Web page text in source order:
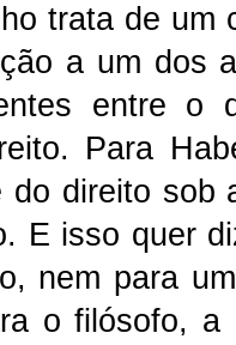
trata de um
a um dos
entre o
Para
direito sob
E isso quer
nem para
o filósofo,